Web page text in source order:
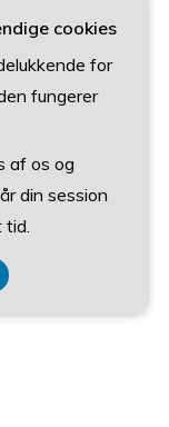
cookies
for
fungerer
af os og
din session
tid.